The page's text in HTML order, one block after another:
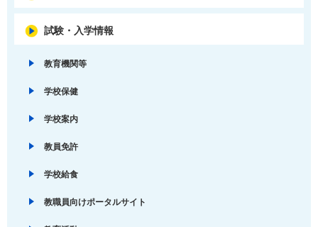
試験・入学情報
教育機関等
学校保健
学校案内
教員免許
学校給食
教職員向けポータルサイト